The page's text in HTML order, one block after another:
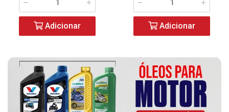
Adicionar Adicionar